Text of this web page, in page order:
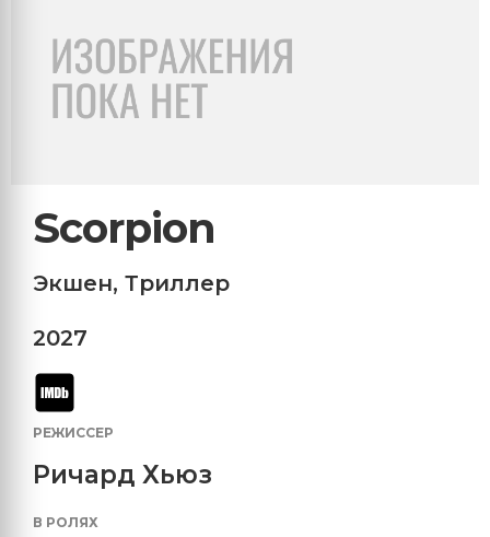
Scorpion
Экшен, Триллер
2027
РЕЖИССЕР
Ричард Хьюз
В РОЛЯХ